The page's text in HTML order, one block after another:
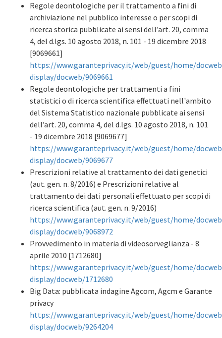
Regole deontologiche per il trattamento a fini di
archiviazione nel pubblico interesse o per scopi di
ricerca storica pubblicate ai sensi dell’art. 20, comma
4, del d.lgs. 10 agosto 2018, n. 101 - 19 dicembre 2018
[9069661]
https://www.garanteprivacy.it/web/guest/home/
display/docweb/9069661
Regole deontologiche per trattamenti a fini
statistici o di ricerca scientifica effettuati nell'ambito
del Sistema Statistico nazionale pubblicate ai sensi
dell’art. 20, comma 4, del d.lgs. 10 agosto 2018, n. 101
- 19 dicembre 2018 [9069677]
https://www.garanteprivacy.it/web/guest/home/
display/docweb/9069677
Prescrizioni relative al trattamento dei dati genetici
(aut. gen. n. 8/2016) e Prescrizioni relative al
trattamento dei dati personali effettuato per scopi di
ricerca scientifica (aut. gen. n. 9/2016)
https://www.garanteprivacy.it/web/guest/home/
display/docweb/9068972
Provvedimento in materia di videosorveglianza - 8
aprile 2010 [1712680]
https://www.garanteprivacy.it/web/guest/home/
display/docweb/1712680
Big Data: pubblicata indagine Agcom, Agcm e Garante
privacy
https://www.garanteprivacy.it/web/guest/home/
display/docweb/9264204